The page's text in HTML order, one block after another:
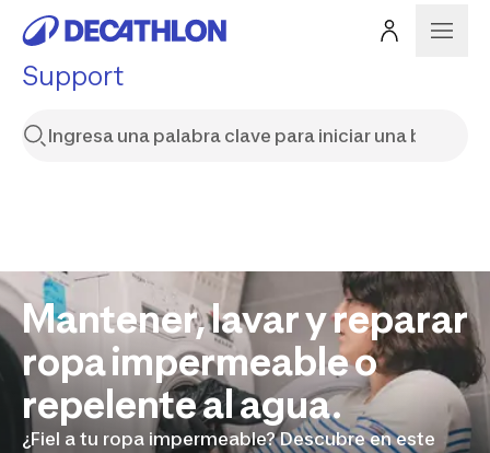
Support
Mantener, lavar y reparar
ropa impermeable o
repelente al agua.
¿Fiel a tu ropa impermeable? Descubre en este